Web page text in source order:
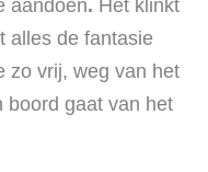
aandoen. Het klinkt
alles de fantasie
zo vrij, weg van het
boord gaat van het